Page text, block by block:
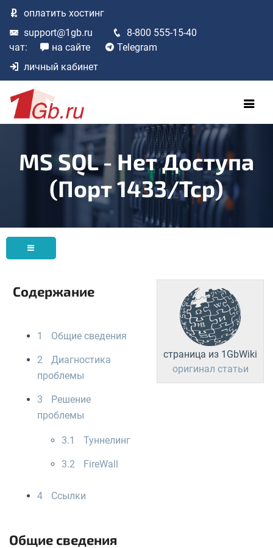
оплатить хостинг
support@1gb.ru
8-800 555-15-40
чат:
на сайте
Telegram
личный кабинет
MS SQL - Нет Доступа
(порт 1433/tcp)
страница из 1GbWiki
оригинал статьи
Содержание
1 Общие сведения
2
Диагностика
проблемы
3
Решение
проблемы
3.1 Туннелинг
3.2 FireWall
4 Ссылки
Общие сведения